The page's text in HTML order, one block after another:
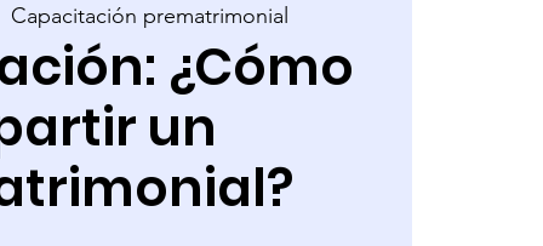
Capacitación prematrimonial
¿Cómo
un